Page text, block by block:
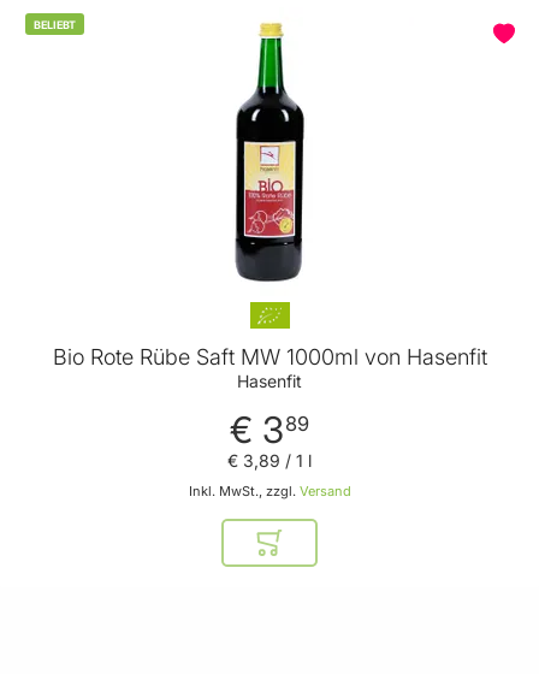
BELIEBT
Bio Rote Rübe Saft MW 1000ml von Hasenfit
Hasenfit
€ 389
Inkl. MwSt., zzgl. Versand
€ 3,89 / 1 l
In den Warenkorb